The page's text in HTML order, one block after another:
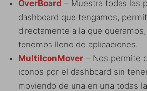
OverBoard – Muestra todas las
dashboard que tengamos,
directamente a la que
tenemos lleno de aplicaciones.
MultiIconMover – Nos permite
iconos por el dashboard sin
moviendo de una en una todas